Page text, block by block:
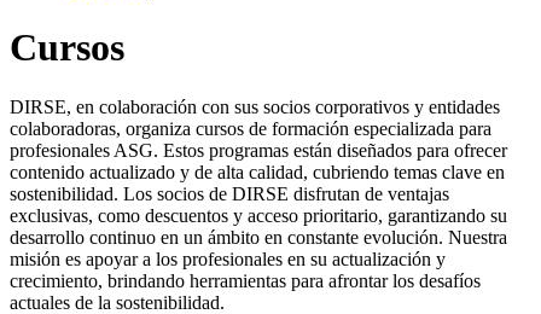
Cursos
DIRSE, en colaboración con sus socios corporativos y entidades
colaboradoras, organiza cursos de formación especializada para
profesionales ASG. Estos programas están diseñados para ofrecer
contenido actualizado y de alta calidad, cubriendo temas clave en
sostenibilidad. Los socios de DIRSE disfrutan de ventajas
exclusivas, como descuentos y acceso prioritario, garantizando su
desarrollo continuo en un ámbito en constante evolución. Nuestra
misión es apoyar a los profesionales en su actualización y
crecimiento, brindando herramientas para afrontar los desafíos
actuales de la sostenibilidad.